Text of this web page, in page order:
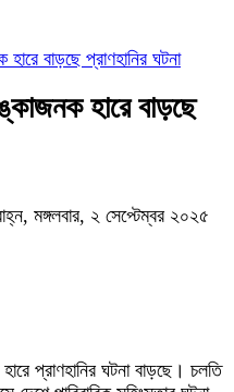
বাড়ছে প্রাণহানির ঘটনা
হারে বাড়ছে
মঙ্গলবার, ২ সেপ্টেম্বর ২০২৫
প্রাণহানির ঘটনা বাড়ছে। চলতি